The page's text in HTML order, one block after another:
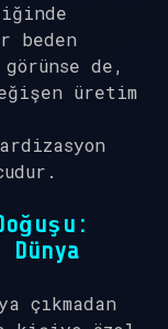
de,
üretim
çıkmadan